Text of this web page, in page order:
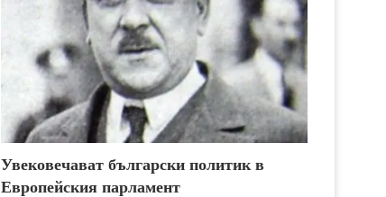
Увековечават български политик в
Европейския парламент